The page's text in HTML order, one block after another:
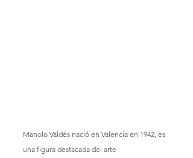
Manolo Valdés nació en Valencia en 1942, es
una figura destacada del arte